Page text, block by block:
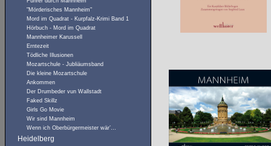
"Mörderisches Mannheim"
Mord im Quadrat - Kurpfalz-Krimi Band 1
Hörbuch - Mord im Quadrat
Mannheimer Karussell
Erntezeit
Tödliche Illusionen
Mozartschule - Jubliäumsband
Die kleine Mozartschule
Ankommen
Der Drumbeder vun Wallstadt
Faked Skillz
Girls Go Movie
Wir sind Mannheim
Wenn ich Oberbürgermeister wär’…
Heidelberg